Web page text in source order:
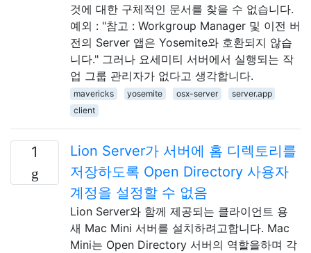
것에 대한 구체적인 문서를 찾을 수 없습니다.
예외 : "참고 : Workgroup Manager 및 이전 버
전의 Server 앱은 Yosemite와 호환되지 않습
니다." 그러나 요세미티 서버에서 실행되는 작
업 그룹 관리자가 없다고 생각합니다.
mavericks yosemite osx-server
server.app
client
1
Lion Server가 서버에 홈 디렉토리를
저장하도록 Open Directory 사용자
계정을 설정할 수 없음
Lion Server와 함께 제공되는 클라이언트 용
새 Mac Mini 서버를 설치하려고합니다. Mac
Mini는 Open Directory 서버의 역할을하며 각